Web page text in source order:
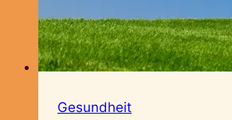
Gesundheit